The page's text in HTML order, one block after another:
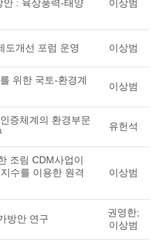
안 : 육상풍력-태양
이상범
도개선 포럼 운영 이상범
위한 국토-환경계
이상범
증체계의 환경부문
유헌석
조림 CDM사업이
수를 이용한 원격
이상범
방안 연구
권영한;
이상범